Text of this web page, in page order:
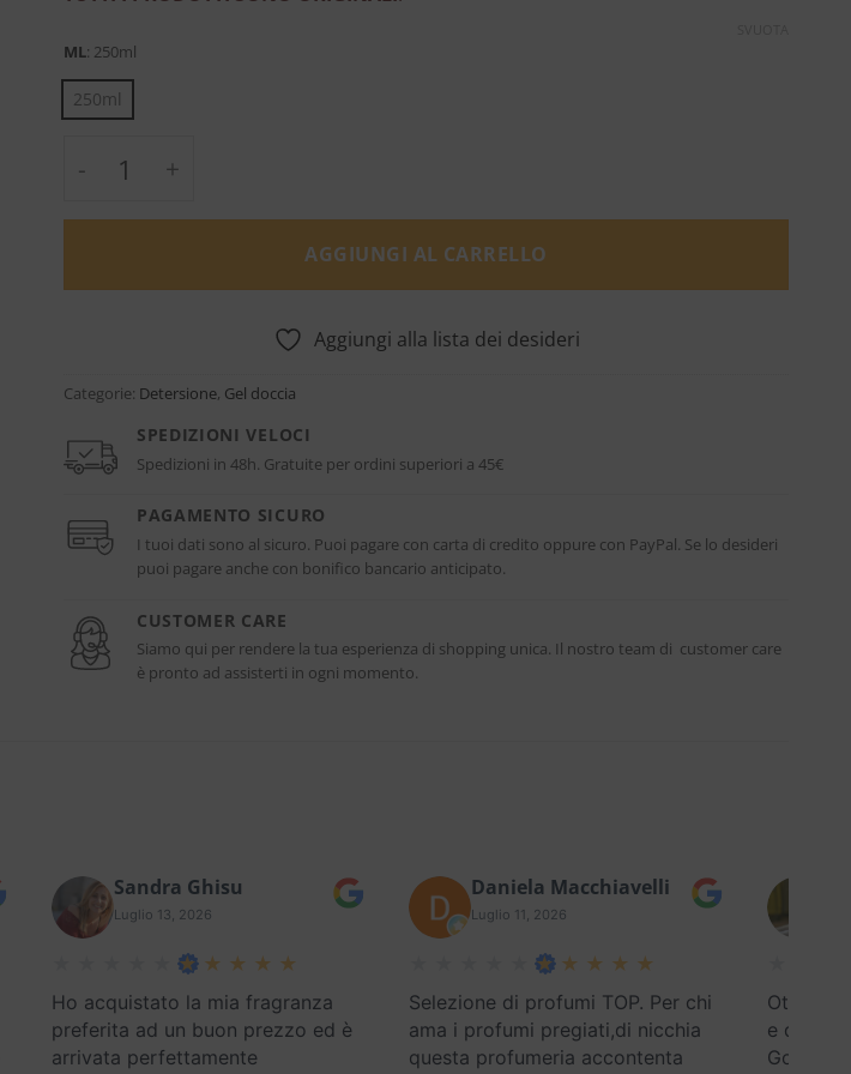
ML: 250ml
250ml
VICIOUS CACAO Shower Gel - Maison Tahitè quantità
AGGIUNGI AL CARRELLO
Aggiungi alla lista dei desideri
Categorie: Detersione, Gel doccia
SPEDIZIONI VELOCI
Spedizioni in 48h. Gratuite per ordini superiori a 45€
PAGAMENTO SICURO
I tuoi dati sono al sicuro. Puoi pagare con carta di credito oppure con PayPal. Se lo desideri
puoi pagare anche con bonifico bancario anticipato.
CUSTOMER CARE
Siamo qui per rendere la tua esperienza di shopping unica. Il nostro team di customer care
è pronto ad assisterti in ogni momento.
Sandra Ghisu
Luglio 13, 2026
Ho acquistato la mia fragranza
preferita ad un buon prezzo ed è
arrivata perfettamente
Daniela Macchiavelli
Luglio 11, 2026
Selezione di profumi TOP. Per chi
ama i profumi pregiati,di nicchia
questa profumeria accontenta
Ottimo
e
Google)